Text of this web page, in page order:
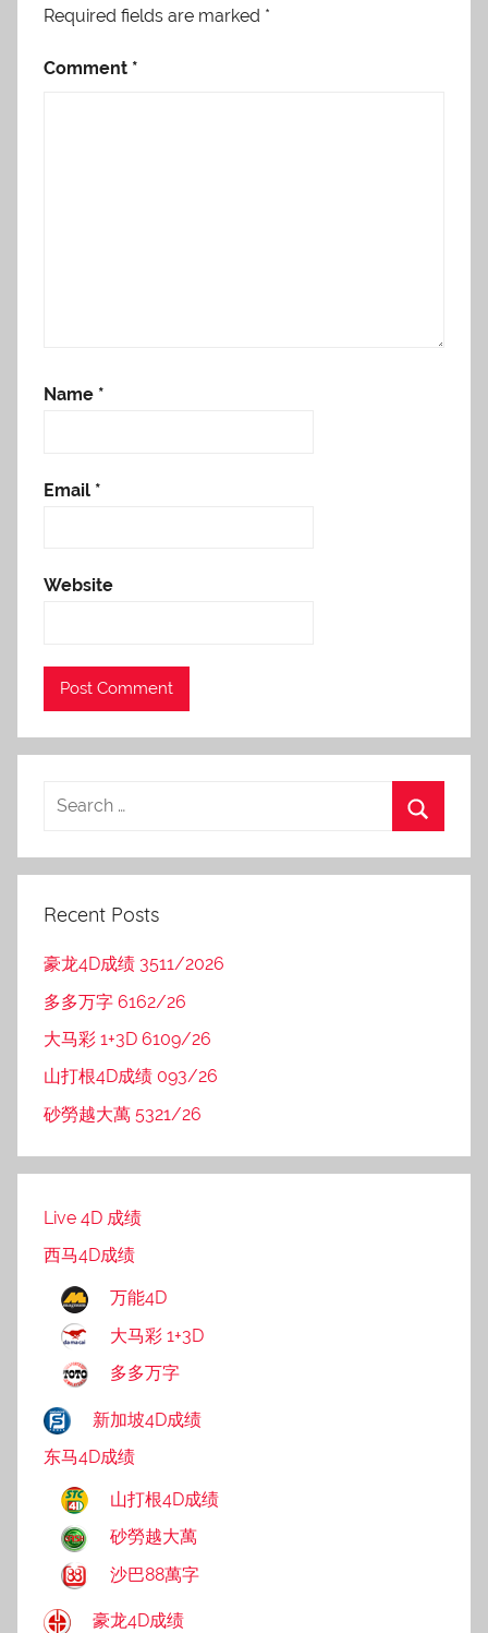
Required fields are marked *
Comment *
Name *
Email *
Website
Recent Posts
豪龙4D成绩 3511/2026
多多万字 6162/26
大马彩 1+3D 6109/26
山打根4D成绩 093/26
砂勞越大萬 5321/26
Live 4D 成绩
西马4D成绩
万能4D
大马彩 1+3D
多多万字
新加坡4D成绩
东马4D成绩
山打根4D成绩
砂勞越大萬
沙巴88萬字
豪龙4D成绩